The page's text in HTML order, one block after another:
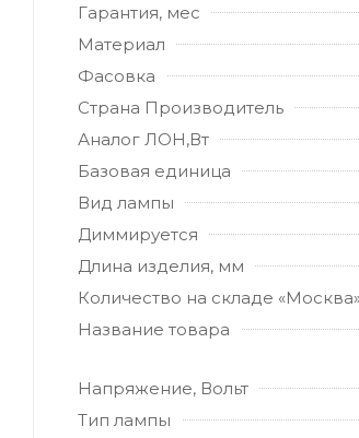
Гарантия, мес
Материал
Фасовка
Страна Производитель
Аналог ЛОН,Вт
Базовая единица
Вид лампы
Диммируется
Длина изделия, мм
Количество на складе «Москва»
Название товара
Напряжение, Вольт
Тип лампы